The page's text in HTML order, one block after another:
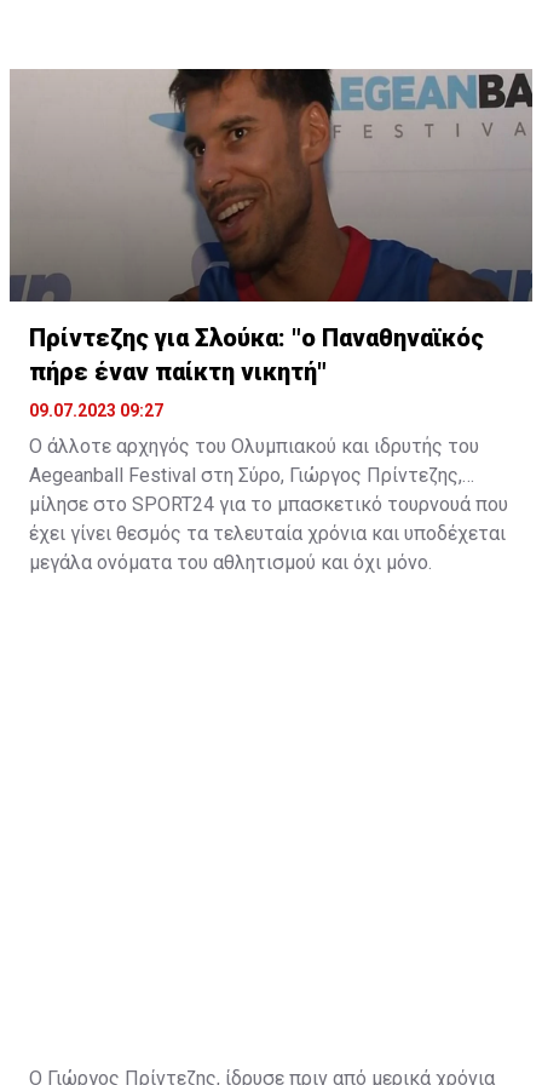
Πρίντεζης για Σλούκα: "ο Παναθηναϊκός
πήρε έναν παίκτη νικητή"
09.07.2023 09:27
Ο άλλοτε αρχηγός του Ολυμπιακού και ιδρυτής του
Aegeanball Festival στη Σύρο, Γιώργος Πρίντεζης,
μίλησε στο SPORT24 για το μπασκετικό τουρνουά που
έχει γίνει θεσμός τα τελευταία χρόνια και υποδέχεται
μεγάλα ονόματα του αθλητισμού και όχι μόνο.
Ο Γιώργος Πρίντεζης, ίδρυσε πριν από μερικά χρόνια